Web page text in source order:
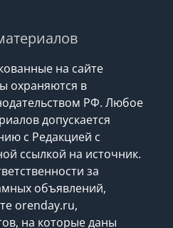
на сайте
охраняются в
РФ. Любое
допускается
с Редакцией с
ссылкой на источник.
за
объявлений,
orenday.ru,
на которые даны